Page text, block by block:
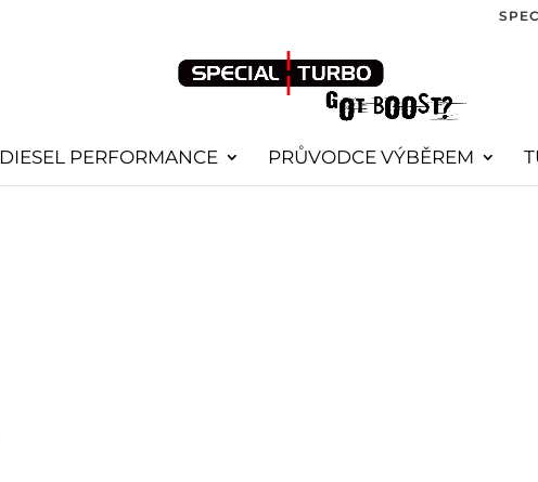
DIESEL PERFORMANCE PRŮVODCE VÝBĚREM